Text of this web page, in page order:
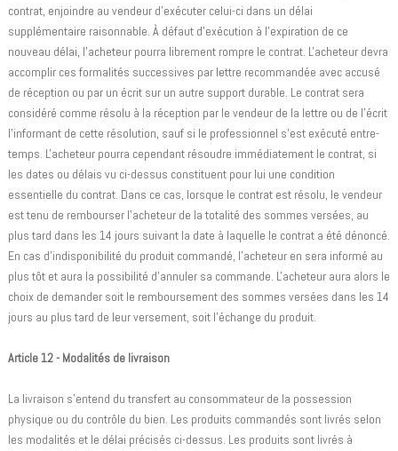
contrat, enjoindre au vendeur d'exécuter celui-ci dans un délai
supplémentaire raisonnable. À défaut d'exécution à l'expiration de ce
nouveau délai, l'acheteur pourra librement rompre le contrat. L'acheteur devra
accomplir ces formalités successives par lettre recommandée avec accusé
de réception ou par un écrit sur un autre support durable. Le contrat sera
considéré comme résolu à la réception par le vendeur de la lettre ou de l'écrit
l'informant de cette résolution, sauf si le professionnel s'est exécuté entre-
temps. L'acheteur pourra cependant résoudre immédiatement le contrat, si
les dates ou délais vu ci-dessus constituent pour lui une condition
essentielle du contrat. Dans ce cas, lorsque le contrat est résolu, le vendeur
est tenu de rembourser l'acheteur de la totalité des sommes versées, au
plus tard dans les 14 jours suivant la date à laquelle le contrat a été dénoncé.
En cas d'indisponibilité du produit commandé, l'acheteur en sera informé au
plus tôt et aura la possibilité d'annuler sa commande. L'acheteur aura alors le
choix de demander soit le remboursement des sommes versées dans les 14
jours au plus tard de leur versement, soit l'échange du produit.
Article 12 - Modalités de livraison
La livraison s'entend du transfert au consommateur de la possession
physique ou du contrôle du bien. Les produits commandés sont livrés selon
les modalités et le délai précisés ci-dessus. Les produits sont livrés à